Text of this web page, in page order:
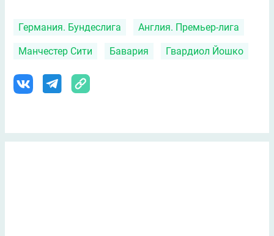
Германия. Бундеслига Англия. Премьер-лига
Манчестер Сити Бавария Гвардиол Йошко